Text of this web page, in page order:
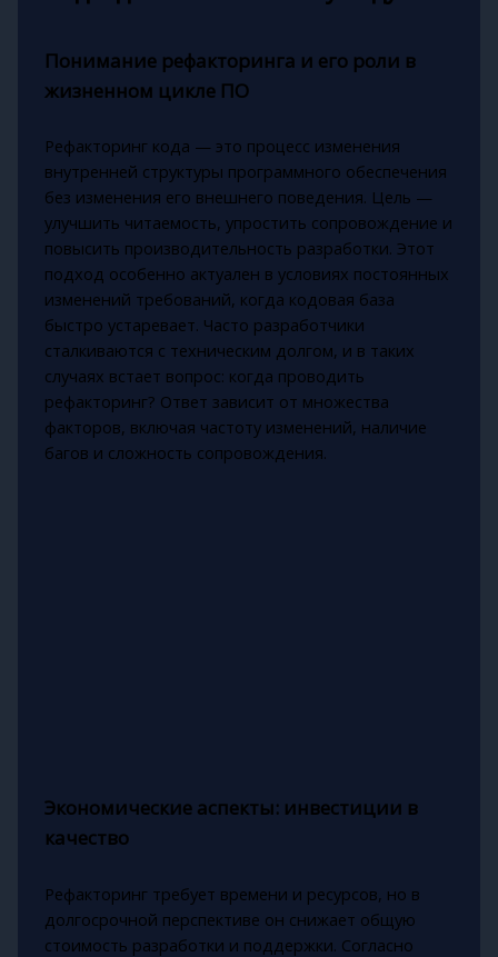
Понимание рефакторинга и его роли в
жизненном цикле ПО
Рефакторинг кода — это процесс изменения
внутренней структуры программного обеспечения
без изменения его внешнего поведения. Цель —
улучшить читаемость, упростить сопровождение и
повысить производительность разработки. Этот
подход особенно актуален в условиях постоянных
изменений требований, когда кодовая база
быстро устаревает. Часто разработчики
сталкиваются с техническим долгом, и в таких
случаях встает вопрос: когда проводить
рефакторинг? Ответ зависит от множества
факторов, включая частоту изменений, наличие
багов и сложность сопровождения.
Экономические аспекты: инвестиции в
качество
Рефакторинг требует времени и ресурсов, но в
долгосрочной перспективе он снижает общую
стоимость разработки и поддержки. Согласно